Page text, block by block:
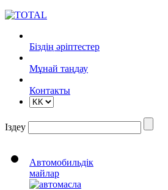
Біздің әріптестер
Mұнай таңдау
Контакты
Іздеу
Автомобильдік
майлар